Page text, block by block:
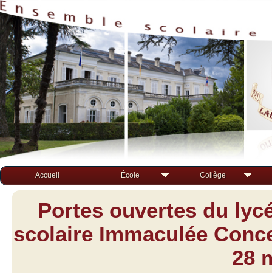
Accueil École Collège
Portes ouvertes du
scolaire Immaculée
28